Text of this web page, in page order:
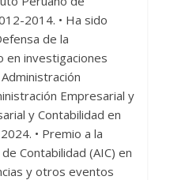
2014. • Ha sido
de la
en investigaciones
Empresarial y
y Contabilidad en
• Premio a la
Contabilidad (AIC) en
y otros eventos